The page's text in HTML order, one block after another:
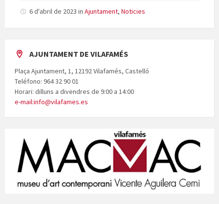
6 d'abril de 2023 in Ajuntament, Noticies
AJUNTAMENT DE VILAFAMÉS
Plaça Ajuntament, 1, 12192 Vilafamés, Castelló
Teléfono: 964 32 90 01
Horari: dilluns a divendres de 9:00 a 14:00
e-mail:info@vilafames.es